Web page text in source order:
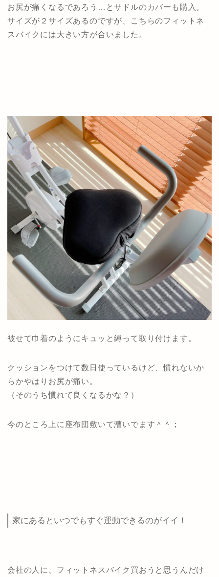
お尻が痛くなるであろう…とサドルのカバーも購入。
サイズが２サイズあるのですが、こちらのフィットネ
スバイクには大きい方が合いました。
被せて巾着のようにキュッと縛って取り付けます。
クッションをつけて数日使っているけど、慣れないか
らかやはりお尻が痛い。
（そのうち慣れて良くなるかな？）
今のところ上に座布団敷いて漕いでます＾＾；
家にあるといつでもすぐ運動できるのがイイ！
会社の人に、フィットネスバイク買おうと思うんだけ